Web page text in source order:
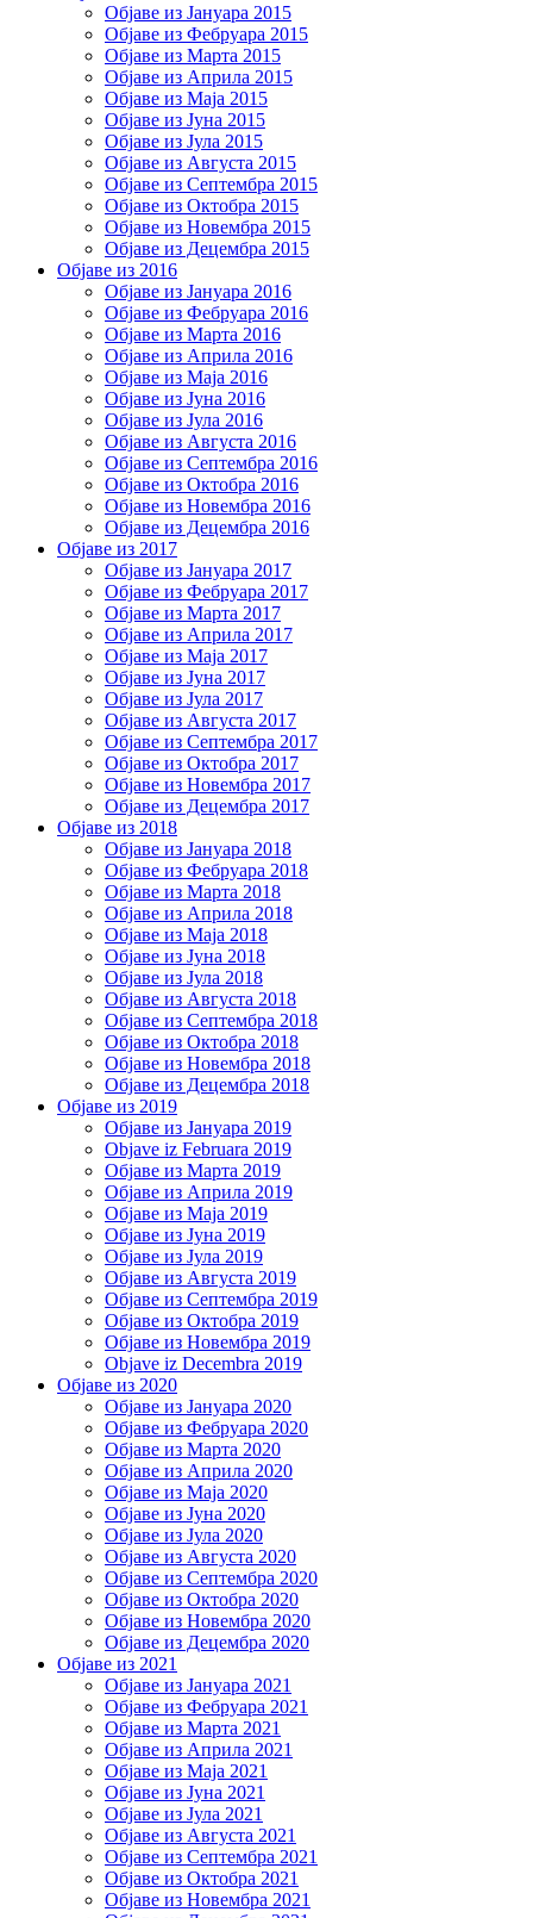
Објаве из Јануара 2015
Објаве из Фебруара 2015
Објаве из Марта 2015
Објаве из Априла 2015
Објаве из Маја 2015
Објаве из Јуна 2015
Објаве из Јула 2015
Објаве из Августа 2015
Објаве из Септембра 2015
Објаве из Октобра 2015
Објаве из Новембра 2015
Објаве из Децембра 2015
Објаве из 2016
Објаве из Јануара 2016
Објаве из Фебруара 2016
Објаве из Марта 2016
Објаве из Априла 2016
Објаве из Маја 2016
Објаве из Јуна 2016
Објаве из Јула 2016
Објаве из Августа 2016
Објаве из Септембра 2016
Објаве из Октобра 2016
Објаве из Новембра 2016
Објаве из Децембра 2016
Објаве из 2017
Објаве из Јануара 2017
Објаве из Фебруара 2017
Објаве из Марта 2017
Објаве из Априла 2017
Објаве из Маја 2017
Објаве из Јуна 2017
Објаве из Јула 2017
Објаве из Августа 2017
Објаве из Септембра 2017
Објаве из Октобра 2017
Објаве из Новембра 2017
Објаве из Децембра 2017
Објаве из 2018
Објаве из Јануара 2018
Објаве из Фебруара 2018
Објаве из Марта 2018
Објаве из Априла 2018
Објаве из Маја 2018
Објаве из Јуна 2018
Објаве из Јула 2018
Објаве из Августа 2018
Објаве из Септембра 2018
Објаве из Октобра 2018
Објаве из Новембра 2018
Објаве из Децембра 2018
Објаве из 2019
Објаве из Јануара 2019
Objave iz Februara 2019
Објаве из Марта 2019
Објаве из Априла 2019
Објаве из Маја 2019
Објаве из Јуна 2019
Објаве из Јула 2019
Објаве из Августа 2019
Објаве из Септембра 2019
Објаве из Октобра 2019
Објаве из Новембра 2019
Objave iz Decembra 2019
Објаве из 2020
Објаве из Јануара 2020
Објаве из Фебруара 2020
Објаве из Марта 2020
Објаве из Априла 2020
Објаве из Маја 2020
Објаве из Јуна 2020
Објаве из Јула 2020
Објаве из Августа 2020
Објаве из Септембра 2020
Објаве из Октобра 2020
Објаве из Новембра 2020
Објаве из Децембра 2020
Објаве из 2021
Објаве из Јануара 2021
Објаве из Фебруара 2021
Објаве из Марта 2021
Објаве из Априла 2021
Објаве из Маја 2021
Објаве из Јуна 2021
Објаве из Јула 2021
Објаве из Августа 2021
Објаве из Септембра 2021
Објаве из Октобра 2021
Објаве из Новембра 2021